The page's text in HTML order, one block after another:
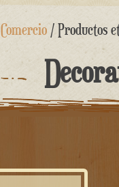
Comercio/ Productos